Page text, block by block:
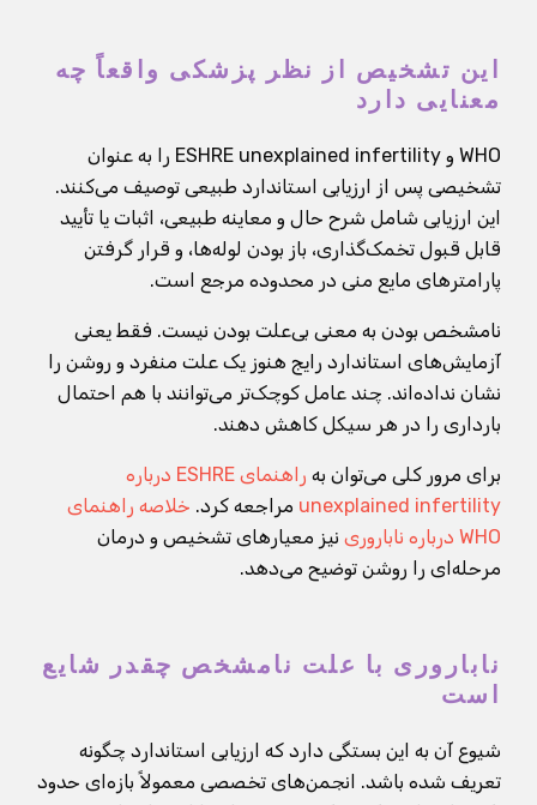
این تشخیص از نظر پزشکی واقعاً چه
معنایی دارد
WHO و ESHRE unexplained infertility را به عنوان
تشخیصی پس از ارزیابی استاندارد طبیعی توصیف می‌کنند.
این ارزیابی شامل شرح حال و معاینه طبیعی، اثبات یا تأیید
قابل قبول تخمک‌گذاری، باز بودن لوله‌ها، و قرار گرفتن
پارامترهای مایع منی در محدوده مرجع است.
نامشخص بودن به معنی بی‌علت بودن نیست. فقط یعنی
آزمایش‌های استاندارد رایج هنوز یک علت منفرد و روشن را
نشان نداده‌اند. چند عامل کوچک‌تر می‌توانند با هم احتمال
بارداری را در هر سیکل کاهش دهند.
برای مرور کلی می‌توان به
راهنمای ESHRE درباره
unexplained infertility مراجعه کرد. خلاصه راهنمای
WHO درباره ناباروری
نیز معیارهای تشخیص و درمان
مرحله‌ای را روشن توضیح می‌دهد.
ناباروری با علت نامشخص چقدر شایع
است
شیوع آن به این بستگی دارد که ارزیابی استاندارد چگونه
تعریف شده باشد. انجمن‌های تخصصی معمولاً بازه‌ای حدود